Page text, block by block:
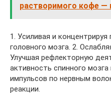
растворимого кофе —
1. Усиливая и
головного мозга. 2.
Улучшая рефлекторную
активность спинного
импульсов по нервным
реакции.